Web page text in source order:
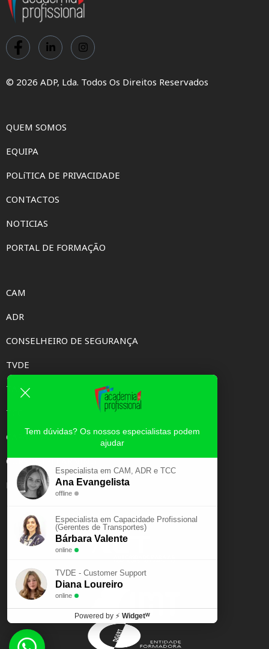
© 2026 ADP, Lda. Todos Os Direitos Reservados
QUEM SOMOS
EQUIPA
POLíTICA DE PRIVACIDADE
CONTACTOS
NOTICIAS
PORTAL DE FORMAÇÃO
CAM
ADR
CONSELHEIRO DE SEGURANÇA
TVDE
TAXI
TCC
CAPACIDADE PROFISSIONAL
CURSOS E-LEARNING
EXAME PSICOTÉCNICO
Tem dúvidas? Os nossos especialistas podem
ajudar
Especialista em CAM, ADR e TCC
Ana Evangelista
offline
Especialista em Capacidade Profissional
(Gerentes de Transportes)
Bárbara Valente
online
TVDE - Customer Support
Diana Loureiro
online
Powered by ⚡ Widgetᵂ